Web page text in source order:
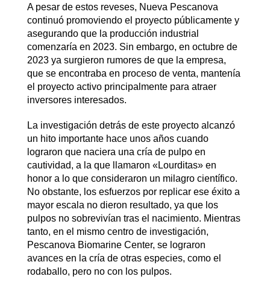
A pesar de estos reveses, Nueva Pescanova
continuó promoviendo el proyecto públicamente y
asegurando que la producción industrial
comenzaría en 2023. Sin embargo, en octubre de
2023 ya surgieron rumores de que la empresa,
que se encontraba en proceso de venta, mantenía
el proyecto activo principalmente para atraer
inversores interesados.
La investigación detrás de este proyecto alcanzó
un hito importante hace unos años cuando
lograron que naciera una cría de pulpo en
cautividad, a la que llamaron «Lourditas» en
honor a lo que consideraron un milagro científico.
No obstante, los esfuerzos por replicar ese éxito a
mayor escala no dieron resultado, ya que los
pulpos no sobrevivían tras el nacimiento. Mientras
tanto, en el mismo centro de investigación,
Pescanova Biomarine Center, se lograron
avances en la cría de otras especies, como el
rodaballo, pero no con los pulpos.